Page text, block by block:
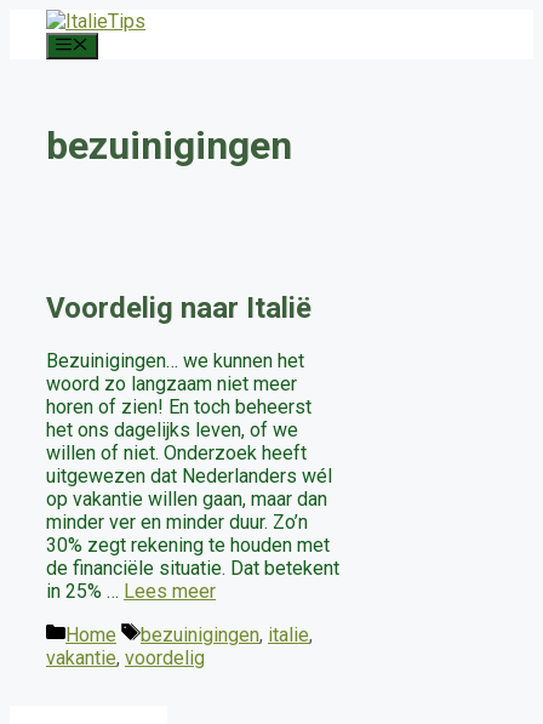
bezuinigingen
Voordelig naar Italië
Bezuinigingen… we kunnen het
woord zo langzaam niet meer
horen of zien! En toch beheerst
het ons dagelijks leven, of we
willen of niet. Onderzoek heeft
uitgewezen dat Nederlanders wél
op vakantie willen gaan, maar dan
minder ver en minder duur. Zo’n
30% zegt rekening te houden met
de financiële situatie. Dat betekent
in 25% … Lees meer
Categorieën
Home Tags
bezuinigingen, italie,
vakantie, voordelig